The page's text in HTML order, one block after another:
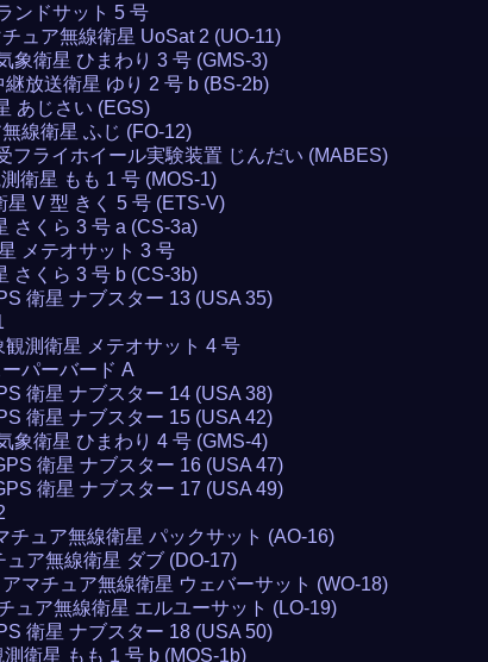
ンドサット 5 号
ュア無線衛星 UoSat 2 (UO-11)
象衛星 ひまわり 3 号 (GMS-3)
継放送衛星 ゆり 2 号 b (BS-2b)
あじさい (EGS)
線衛星 ふじ (FO-12)
フライホイール実験装置 じんだい (MABES)
衛星 もも 1 号 (MOS-1)
星 V 型 きく 5 号 (ETS-V)
さくら 3 号 a (CS-3a)
メテオサット 3 号
さくら 3 号 b (CS-3b)
衛星 ナブスター 13 (USA 35)
観測衛星 メテオサット 4 号
パーバード A
衛星 ナブスター 14 (USA 38)
衛星 ナブスター 15 (USA 42)
象衛星 ひまわり 4 号 (GMS-4)
衛星 ナブスター 16 (USA 47)
衛星 ナブスター 17 (USA 49)
チュア無線衛星 パックサット (AO-16)
ュア無線衛星 ダブ (DO-17)
アマチュア無線衛星 ウェバーサット (WO-18)
ュア無線衛星 エルユーサット (LO-19)
衛星 ナブスター 18 (USA 50)
衛星 もも 1 号 b (MOS-1b)